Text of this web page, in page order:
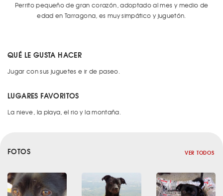
Perrito pequeño de gran corazón, adoptado al mes y medio de
edad en Tarragona, es muy simpático y juguetón.
QUÉ LE GUSTA HACER
Jugar con sus juguetes e ir de paseo.
LUGARES FAVORITOS
La nieve, la playa, el rio y la montaña.
FOTOS VER TODOS